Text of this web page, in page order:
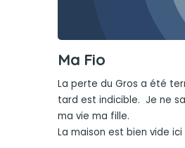
Ma Fio
La perte du Gros a été
tard est indicible. Je ne
ma vie ma fille.
La maison est bien vide